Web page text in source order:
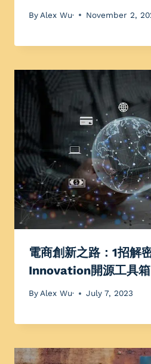
By Alex Wu· November 2,
電商創新之路：1招解
Innovation開源工具箱
By Alex Wu· July 7, 2023